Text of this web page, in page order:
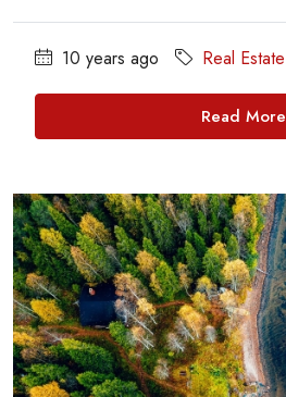
10 years ago Real Estate
Read More